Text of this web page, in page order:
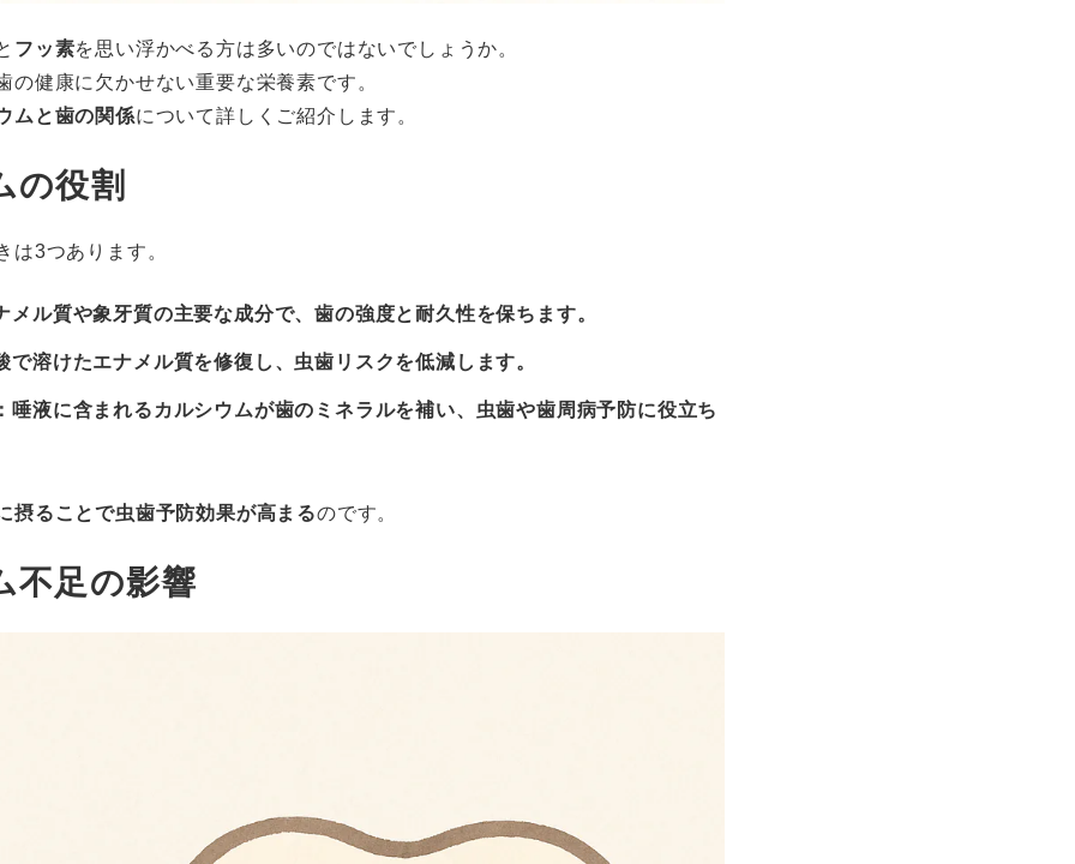
フッ素を思い浮かべる方は多いのではないでしょうか。
の健康に欠かせない重要な栄養素です。
ムと歯の関係について詳しくご紹介します。
の役割
は3つあります。
メル質や象牙質の主要な成分で、歯の強度と耐久性を保ちます。
で溶けたエナメル質を修復し、虫歯リスクを低減します。
唾液に含まれるカルシウムが歯のミネラルを補い、虫歯や歯周病予防に役立ち
摂ることで虫歯予防効果が高まるのです。
不足の影響